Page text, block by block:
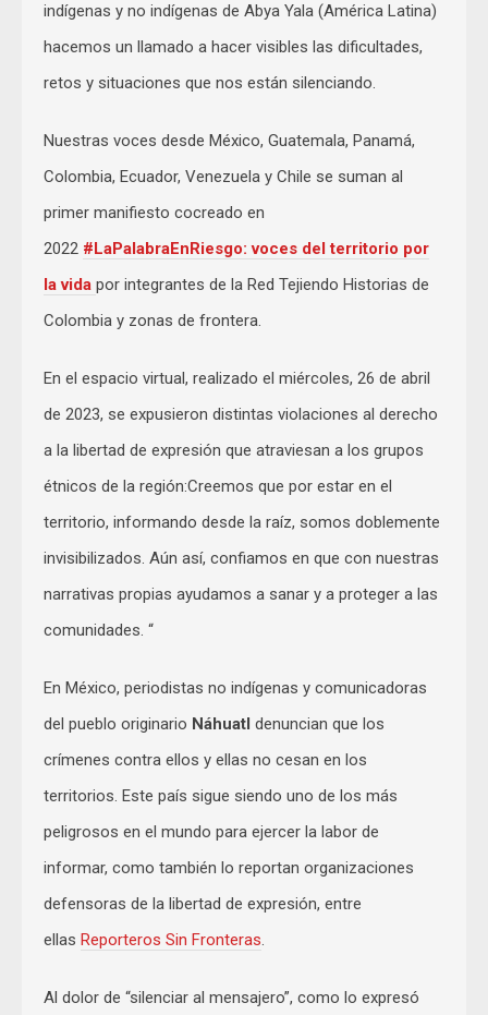
indígenas y no indígenas de Abya Yala (América Latina)
hacemos un llamado a hacer visibles las dificultades,
retos y situaciones que nos están silenciando.
Nuestras voces desde México, Guatemala, Panamá,
Colombia, Ecuador, Venezuela y Chile se suman al
primer manifiesto cocreado en
2022 #LaPalabraEnRiesgo: voces del territorio por
la vida por integrantes de la Red Tejiendo Historias de
Colombia y zonas de frontera.
En el espacio virtual, realizado el miércoles, 26 de abril
de 2023, se expusieron distintas violaciones al derecho
a la libertad de expresión que atraviesan a los grupos
étnicos de la región:Creemos que por estar en el
territorio, informando desde la raíz, somos doblemente
invisibilizados. Aún así, confiamos en que con nuestras
narrativas propias ayudamos a sanar y a proteger a las
comunidades. “
En México, periodistas no indígenas y comunicadoras
del pueblo originario Náhuatl denuncian que los
crímenes contra ellos y ellas no cesan en los
territorios. Este país sigue siendo uno de los más
peligrosos en el mundo para ejercer la labor de
informar, como también lo reportan organizaciones
defensoras de la libertad de expresión, entre
ellas Reporteros Sin Fronteras.
Al dolor de “silenciar al mensajero”, como lo expresó